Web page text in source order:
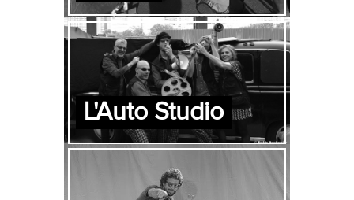
L'Auto Studio